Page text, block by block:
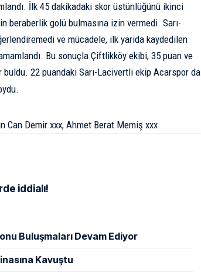
İlk 45 dakikadaki skor üstünlüğünü ikinci
beraberlik golü bulmasına izin vermedi. Sarı-
ve mücadele, ilk yarıda kaydedilen
Bu sonuçla Çiftlikköy ekibi, 35 puan ve
22 puandaki Sarı-Lacivertli ekip Acarspor da
Can Demir xxx, Ahmet Berat Memiş xxx
iddialı!
Buluşmaları Devam Ediyor
Kavuştu